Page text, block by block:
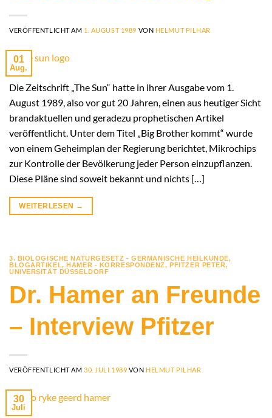
VERÖFFENTLICHT AM 1. AUGUST 1989 VON HELMUT PILHAR
01
Aug.
Die Zeitschrift „The Sun“ hatte in ihrer Ausgabe vom 1.
August 1989, also vor gut 20 Jahren, einen aus heutiger Sicht
brandaktuellen und geradezu prophetischen Artikel
veröffentlicht. Unter dem Titel „Big Brother kommt“ wurde
von einem Geheimplan der Regierung berichtet, Mikrochips
zur Kontrolle der Bevölkerung jeder Person einzupflanzen.
Diese Pläne sind soweit bekannt und nichts […]
WEITERLESEN →
3. BIOLOGISCHE NATURGESETZ - GERMANISCHE HEILKUNDE,
BLOGARTIKEL,HAMER - KORRESPONDENZ,PFITZER PETER,
UNIVERSITÄT DÜSSELDORF
Dr. Hamer an Freunde
– Interview Pfitzer
VERÖFFENTLICHT AM30. JULI 1989 VON HELMUT PILHAR
30
Juli